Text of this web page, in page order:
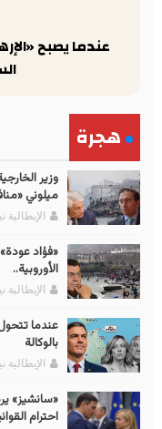
عندما يصبح
هجرة
وزير
ميلوني
الإيطالية
«فؤاد
الأوروبية..
الإيطالية
عندما
بالوكالة
الإيطالية
«سانشيز»
احترام